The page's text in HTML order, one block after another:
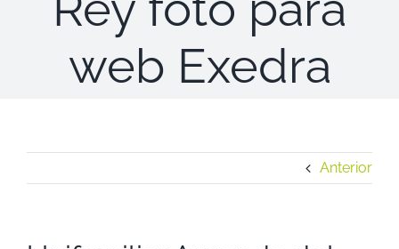
web Exedra
Anterior